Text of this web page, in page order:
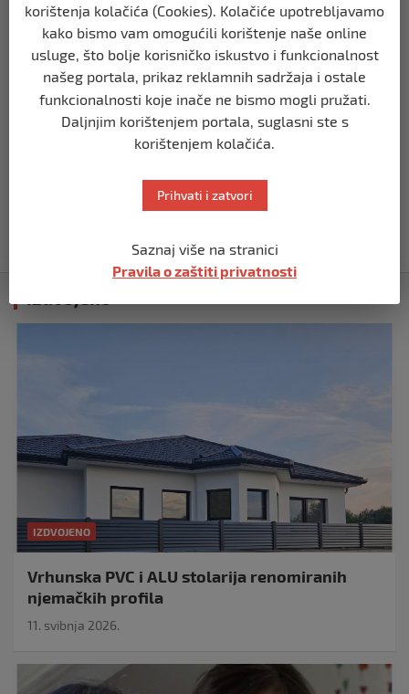
USK
PLATE U JAVNOM SEKTORU, REGISTAR I
GRANICA IZMEĐU TRANSPARENTNOSTI I
JAVNOG LINČA
prije 2 mjeseca
OBILJEŽENE 34 GODINE OD PROGONA
MJEŠTANA I 31 GODINA OD
OSLOBOĐENJA RIPČA
IZDVOJENO
Vrhunska PVC i ALU stolarija renomiranih
njemačkih profila
11. svibnja 2026.
korištenja kolačića (Cookies). Kolačiće upotrebljavamo
kako bismo vam omogućili korištenje naše online
usluge, što bolje korisničko iskustvo i funkcionalnost
našeg portala, prikaz reklamnih sadržaja i ostale
funkcionalnosti koje inače ne bismo mogli pružati.
Daljnjim korištenjem portala, suglasni ste s
korištenjem kolačića.
Prihvati i zatvori
Saznaj više na stranici
Pravila o zaštiti privatnosti